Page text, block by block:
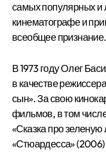
самых популярных и
кинематографе и
всеобщее признание.
В 1973 году Олег
в качестве
сын». За свою
фильмов, в том
«Сказка про зеленую
«Стюардесса» (2006)